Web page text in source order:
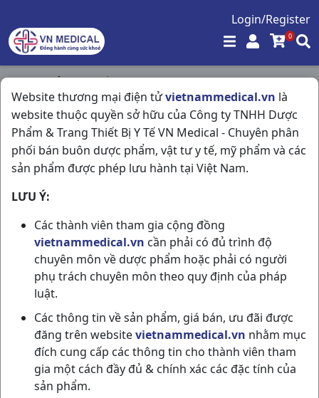
Login/Register
0
Website thương mại điện tửvietnammedical.vn là
website thuộc quyền sở hữu của Công ty TNHH Dược
Phẩm & Trang Thiết Bị Y Tế VN Medical - Chuyên phân
phối bán buôn dược phẩm, vật tư y tế, mỹ phẩm và các
sản phẩm được phép lưu hành tại Việt Nam.
LƯU Ý:
Các thành viên tham gia cộng đồng
vietnammedical.vn cần phải có đủ trình độ
chuyên môn về dược phẩm hoặc phải có người
phụ trách chuyên môn theo quy định của pháp
luật.
Các thông tin về sản phẩm, giá bán, ưu đãi được
đăng trên websitevietnammedical.vn nhằm mục
đích cung cấp các thông tin cho thành viên tham
gia một cách đầy đủ & chính xác các đặc tính của
sản phẩm.
Trang chủ / Thuốc Dùng Ngoài Da /
Vertucid (pd) T15gr India